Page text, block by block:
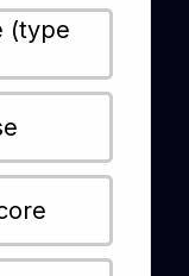
(type